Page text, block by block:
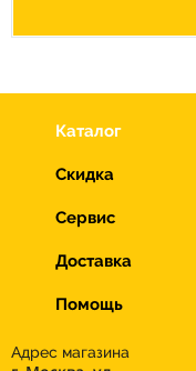
Каталог
Скидка
Сервис
Доставка
Помощь
Адрес магазина